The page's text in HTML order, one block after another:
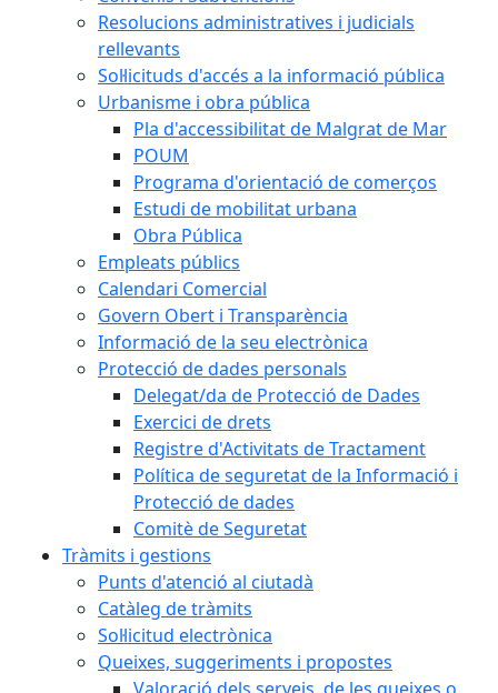
Resolucions administratives i judicials
rellevants
Sol·licituds d'accés a la informació pública
Urbanisme i obra pública
Pla d'accessibilitat de Malgrat de Mar
POUM
Programa d'orientació de comerços
Estudi de mobilitat urbana
Obra Pública
Empleats públics
Calendari Comercial
Govern Obert i Transparència
Informació de la seu electrònica
Protecció de dades personals
Delegat/da de Protecció de Dades
Exercici de drets
Registre d'Activitats de Tractament
Política de seguretat de la Informació i
Protecció de dades
Comitè de Seguretat
Tràmits i gestions
Punts d'atenció al ciutadà
Catàleg de tràmits
Sol·licitud electrònica
Queixes, suggeriments i propostes